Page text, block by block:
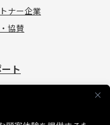
ナー企業
協賛
ト